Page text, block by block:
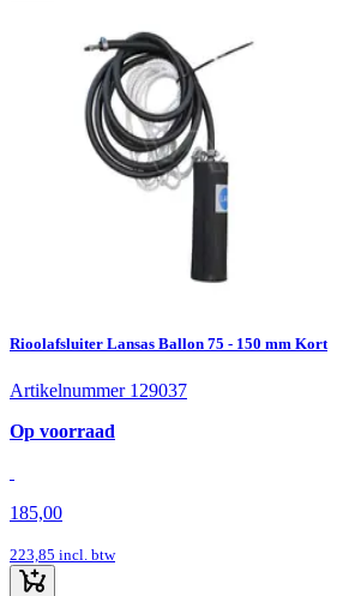
Rioolafsluiter Lansas Ballon 75 - 150 mm Kort
Artikelnummer 129037
Op voorraad
185,00
223,85 incl. btw